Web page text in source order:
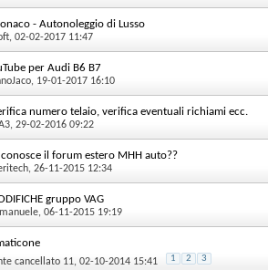
- Autonoleggio di Lusso
, 02-02-2017 11:47
per Audi B6 B7
, 19-01-2017 16:10
numero telaio, verifica eventuali richiami ecc.
, 29-02-2016 09:22
il forum estero MHH auto??
, 26-11-2015 12:34
gruppo VAG
, 06-11-2015 19:19
cancellato 11, 02-10-2014 15:41 1 2 3